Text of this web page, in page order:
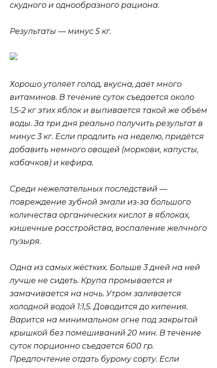
скудного и однообразного рациона.
Результаты — минус 5 кг.
Хорошо утоляет голод, вкусна, даёт много
витаминов. В течение суток съедается около
1,5-2 кг этих яблок и выпивается такой же объём
воды. За три дня реально получить результат в
минус 3 кг. Если продлить на неделю, придётся
добавить немного овощей (моркови, капусты,
кабачков) и кефира.
Среди нежелательных последствий —
повреждение зубной эмали из-за большого
количества органических кислот в яблоках,
кишечные расстройства, воспаление желчного
пузыря.
Одна из самых жёстких. Больше 3 дней на ней
лучше не сидеть. Крупа промывается и
замачивается на ночь. Утром заливается
холодной водой 1:1,5. Доводится до кипения.
Варится на минимальном огне под закрытой
крышкой без помешиваний 20 мин. В течение
суток порционно съедается 600 гр.
Предпочтение отдать бурому сорту. Если